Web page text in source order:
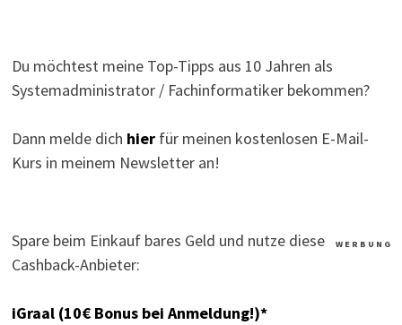
Du möchtest meine Top-Tipps aus 10 Jahren als
Systemadministrator / Fachinformatiker bekommen?
Dann melde dich hierfür meinen kostenlosen E-Mail-
Kurs in meinem Newsletter an!
W E R B U N G
Spare beim Einkauf bares Geld und nutze diese
Cashback-Anbieter:
iGraal (10€ Bonus bei Anmeldung!)*